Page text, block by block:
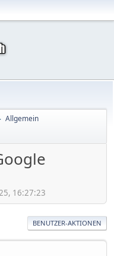
Allgemein
16:27:23
BENUTZER-AKTIONEN